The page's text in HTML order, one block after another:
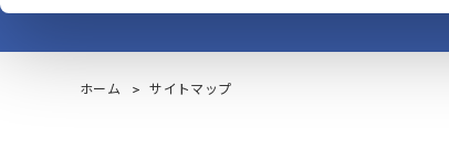
移
ホーム サイトマップ